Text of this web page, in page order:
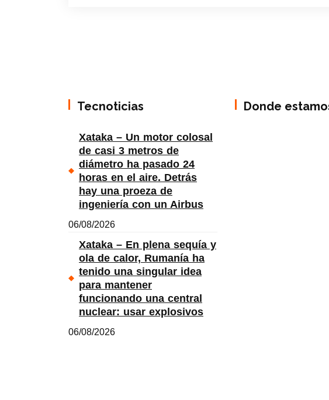
Tecnoticias
Xataka – Un motor colosal
de casi 3 metros de
diámetro ha pasado 24
horas en el aire. Detrás
hay una proeza de
ingeniería con un Airbus
06/08/2026
Xataka – En plena sequía y
ola de calor, Rumanía ha
tenido una singular idea
para mantener
funcionando una central
nuclear: usar explosivos
06/08/2026
Donde